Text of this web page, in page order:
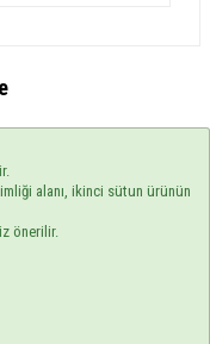
alanı, ikinci sütun ürünün
önerilir.